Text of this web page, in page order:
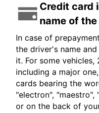
Credit card
name of
In case of
the driver's name
it. For some
including a major
cards bearing the
"electron",
or on the back of